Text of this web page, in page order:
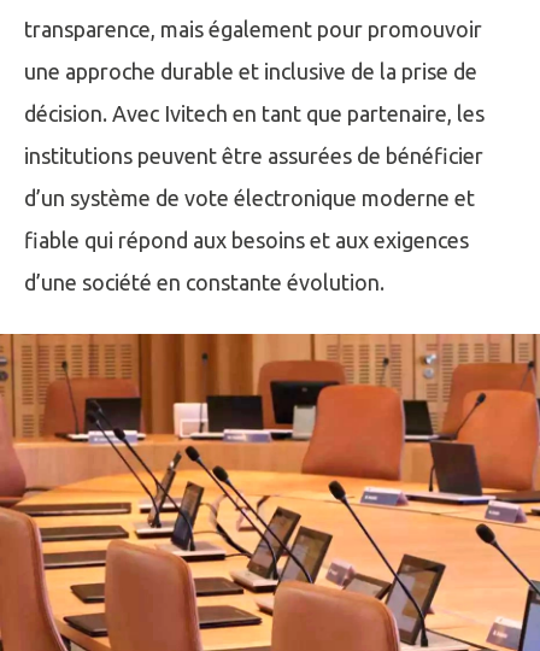
transparence, mais également pour promouvoir
une approche durable et inclusive de la prise de
décision. Avec Ivitech en tant que partenaire, les
institutions peuvent être assurées de bénéficier
d’un système de vote électronique moderne et
fiable qui répond aux besoins et aux exigences
d’une société en constante évolution.